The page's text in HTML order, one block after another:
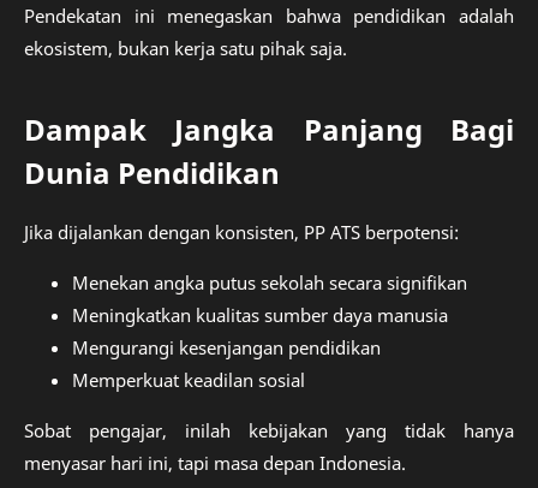
Pendekatan ini menegaskan bahwa pendidikan adalah
ekosistem, bukan kerja satu pihak saja.
Dampak Jangka Panjang Bagi
Dunia Pendidikan
Jika dijalankan dengan konsisten, PP ATS berpotensi:
Menekan angka putus sekolah secara signifikan
Meningkatkan kualitas sumber daya manusia
Mengurangi kesenjangan pendidikan
Memperkuat keadilan sosial
Sobat pengajar, inilah kebijakan yang tidak hanya
menyasar hari ini, tapi masa depan Indonesia.